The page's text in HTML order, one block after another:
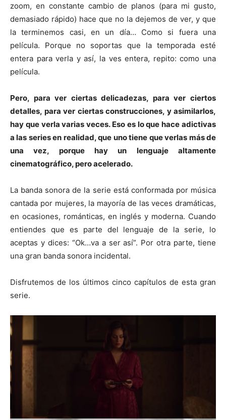
zoom, en constante cambio de planos (para mi gusto,
demasiado rápido) hace que no la dejemos de ver, y que
la terminemos casi, en un día… Como si fuera una
película. Porque no soportas que la temporada esté
entera para verla y así, la ves entera, repito: como una
película.
Pero, para ver ciertas delicadezas, para ver ciertos
detalles, para ver ciertas construcciones, y asimilarlos,
hay que verla varias veces. Eso es lo que hace adictivas
a las series en realidad, que uno tiene que verlas más de
una vez, porque hay un lenguaje altamente
cinematográfico, pero acelerado.
La banda sonora de la serie está conformada por música
cantada por mujeres, la mayoría de las veces dramáticas,
en ocasiones, románticas, en inglés y moderna. Cuando
entiendes que es parte del lenguaje de la serie, lo
aceptas y dices: “Ok…va a ser así”. Por otra parte, tiene
una gran banda sonora incidental.
Disfrutemos de los últimos cinco capítulos de esta gran
serie.